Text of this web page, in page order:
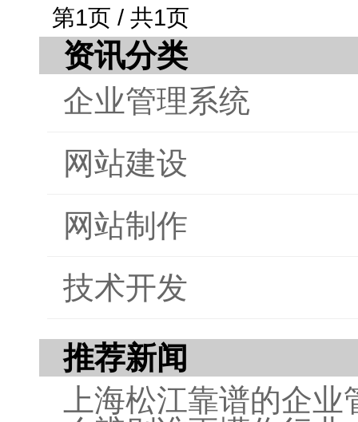
在
第1页 / 共1页
资讯分类
企业管理系统
网站建设
网站制作
技术开发
推荐新闻
上海松江靠谱的企